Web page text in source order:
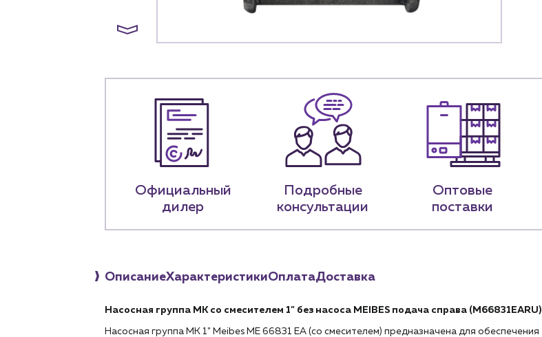
+7 (918) 070-19-79
Официальный
дилер
Подробные
консультации
Оптовые
поставки
ОписаниеХарактеристикиОплатаДоставка
Насосная группа MK со смесителем 1" без насоса MEIBES подача справа (M66831EARU)
Насосная группа MK 1" Meibes ME 66831 EA (со смесителем) предназначена для обеспечения